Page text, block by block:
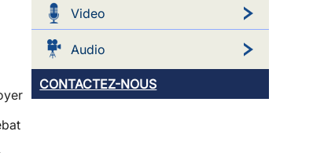
Video
Audio
CONTACTEZ-NOUS